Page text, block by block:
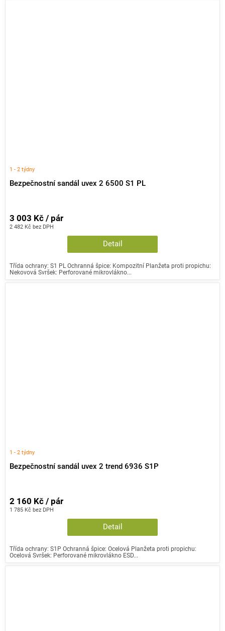
Bezpečnostní sandál uvex 2 6500 S1 PL
1 - 2 týdny
2 482 Kč bez DPH
3 003 Kč / pár
Detail
Třída ochrany: S1 PL Ochranná špice: Kompozitní Planžeta proti propichu:
Nekovová Svršek: Perforované mikrovlákno...
Bezpečnostní sandál uvex 2 trend 6936 S1P
1 - 2 týdny
1 785 Kč bez DPH
2 160 Kč / pár
Detail
Třída ochrany: S1P Ochranná špice: Ocelová Planžeta proti propichu:
Ocelová Svršek: Perforované mikrovlákno ESD...